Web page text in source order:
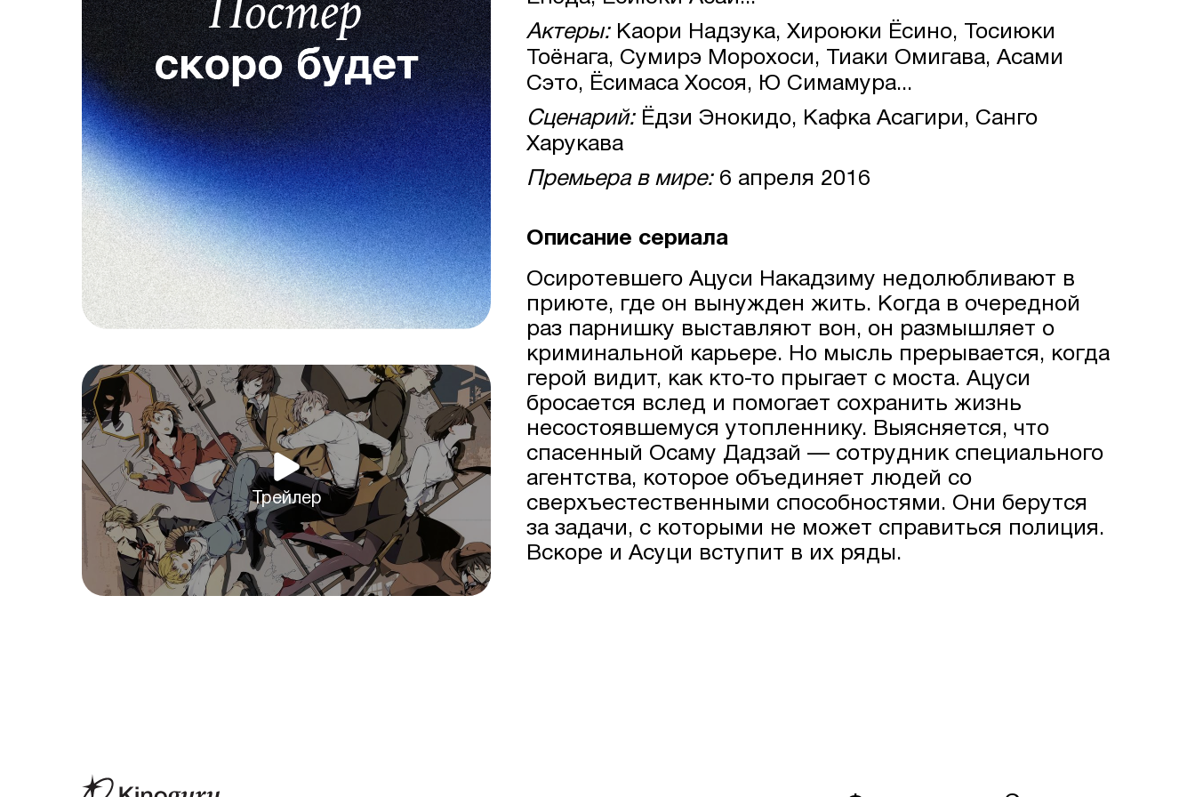
Трейлер
Актеры:Каори Надзука, Хироюки Ёсино, Тосиюки
Тоёнага, Сумирэ Морохоси, Тиаки Омигава, Асами
Сэто, Ёсимаса Хосоя, Ю Симамура...
Сценарий:Ёдзи Энокидо, Кафка Асагири, Санго
Харукава
Премьера в мире:6 апреля 2016
Описание сериала
Осиротевшего Ацуси Накадзиму недолюбливают в
приюте, где он вынужден жить. Когда в очередной
раз парнишку выставляют вон, он размышляет о
криминальной карьере. Но мысль прерывается, когда
герой видит, как кто-то прыгает с моста. Ацуси
бросается вслед и помогает сохранить жизнь
несостоявшемуся утопленнику. Выясняется, что
спасенный Осаму Дадзай — сотрудник специального
агентства, которое объединяет людей со
сверхъестественными способностями. Они берутся
за задачи, с которыми не может справиться полиция.
Вскоре и Асуци вступит в их ряды.